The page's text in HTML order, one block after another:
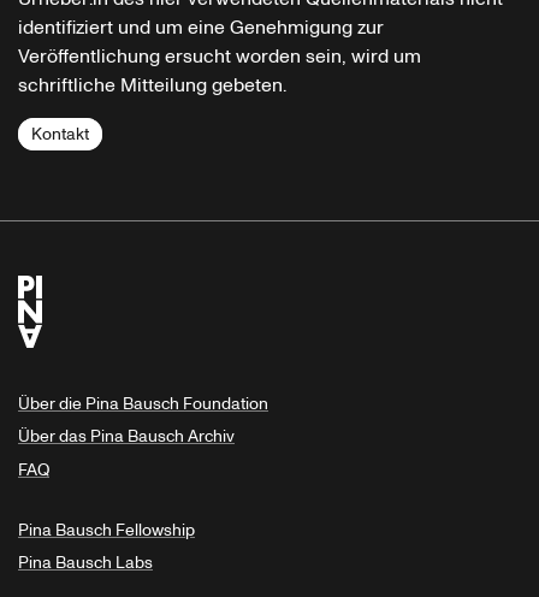
identifiziert und um eine Genehmigung zur
Veröffentlichung ersucht worden sein, wird um
schriftliche Mitteilung gebeten.
Kontakt
Über die Pina Bausch Foundation
Über das Pina Bausch Archiv
FAQ
Pina Bausch Fellowship
Pina Bausch Labs